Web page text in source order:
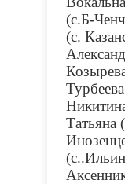
(с.Б-
(с.
Татьяна